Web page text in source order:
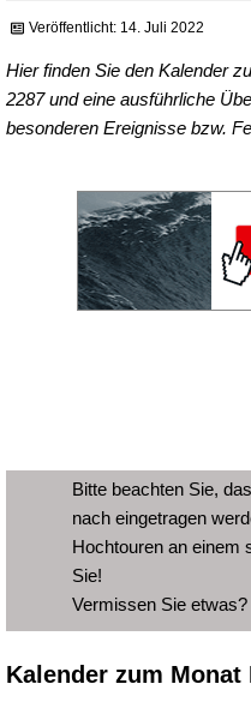
Veröffentlicht: 14. Juli 2022
Hier finden Sie den Kalender
2287 und eine ausführliche
besonderen Ereignisse bzw.
Bitte beachten Sie,
nach eingetragen
Hochtouren an einem
Sie!
Vermissen Sie etwas?
Kalender zum Monat